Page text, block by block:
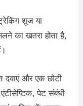
शूज या
का खतरा होता है,
दवाएं और एक छोटी
पेट संबंधी